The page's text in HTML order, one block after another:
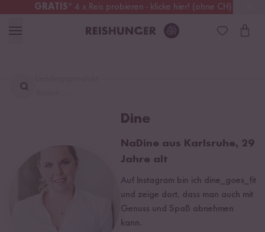
GRATIS* 4 x Reis probieren - klicke hier! (ohne CH)
Österreich Kostenloser Versand
Dine
NaDine aus Karlsruhe, 29
Jahre alt
Auf Instagram bin ich dine_goes_fit
und zeige dort, dass man auch mit
Genuss und Spaß abnehmen
kann.